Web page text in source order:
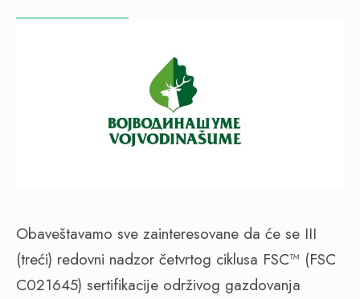
Obaveštavamo sve zainteresovane da će se III
(treći) redovni nadzor četvrtog ciklusa FSC™ (FSC
C021645) sertifikacije održivog gazdovanja